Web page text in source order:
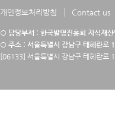
개인정보처리방침 Contact us
○ 담당부서 : 한국발명진흥회 지식재
○ 주소 : 서울특별시 강남구 테헤란로
[06133] 서울특별시 강남구 테헤란로